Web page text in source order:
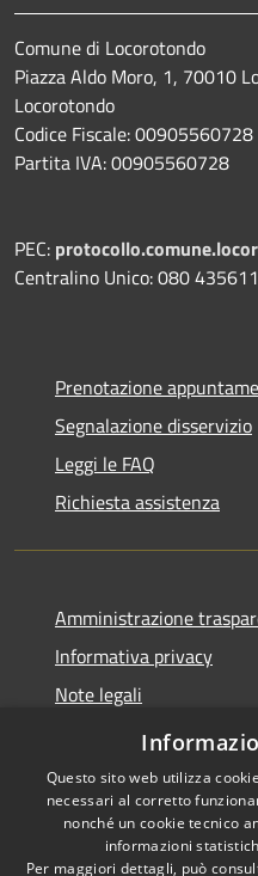
Comune di Locorotondo
Piazza Aldo Moro, 1, 70010
Locorotondo
Codice Fiscale: 00905560728
Partita IVA: 00905560728
PEC:
Centralino Unico: 080
Prenotazione
Segnalazione disservizio
Leggi le FAQ
Richiesta assistenza
Amministrazione
Informativa privacy
Note legali
Dichiarazione di
Questo sito web utilizza
necessari al corretto
nonché un cookie tecnico
informazioni
Per maggiori dettagli, può